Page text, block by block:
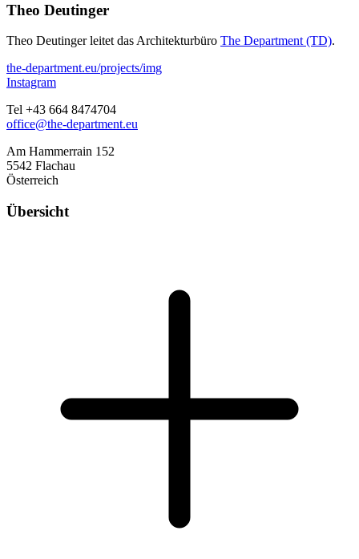
Theo Deutinger
Theo Deutinger leitet das Architekturbüro The Department (TD).
the-department.eu/projects/img
Instagram
Tel +43 664 8474704
office@the-department.eu
Am Hammerrain 152
5542 Flachau
Österreich
Übersicht